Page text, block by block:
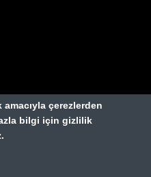
TÜRSAB'a kayıtlı bir
çerezlerden
bilgi için gizlilik